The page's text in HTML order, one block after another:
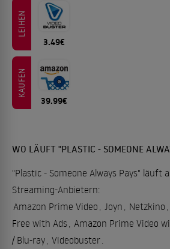
LEIHEN
3.49€
KAUFEN
39.99€
WO LÄUFT "PLASTIC - SOMEONE
"Plastic - Someone Always Pays" läuft
Streaming-Anbietern:
Amazon Prime Video , Joyn , Netzkino ,
Free with Ads, Amazon Prime Video
/ Blu-ray, Videobuster.